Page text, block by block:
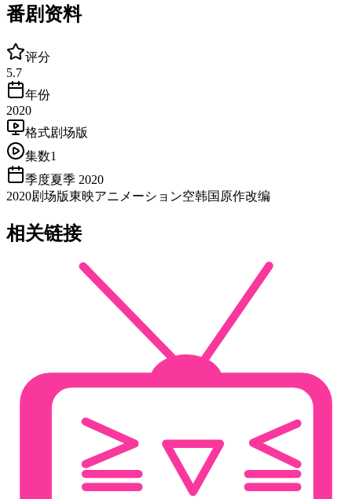
番剧资料
评分
5.7
年份
2020
格式剧场版
集数1
季度夏季 2020
2020剧场版東映アニメーション空韩国原作改编
相关链接